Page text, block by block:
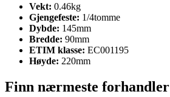
Vekt: 0.46kg
Gjengefeste: 1/4tomme
Dybde: 145mm
Bredde: 90mm
ETIM klasse: EC001195
Høyde: 220mm
Finn nærmeste forhandler